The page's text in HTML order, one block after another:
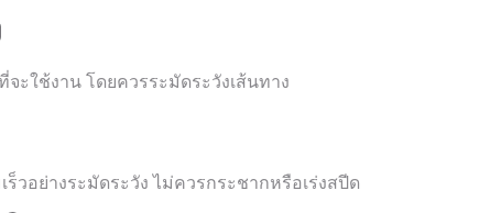
ะใช้งาน โดยควรระมัดระวังเส้นทาง
วอย่างระมัดระวัง ไม่ควรกระชากหรือเร่งสปีด